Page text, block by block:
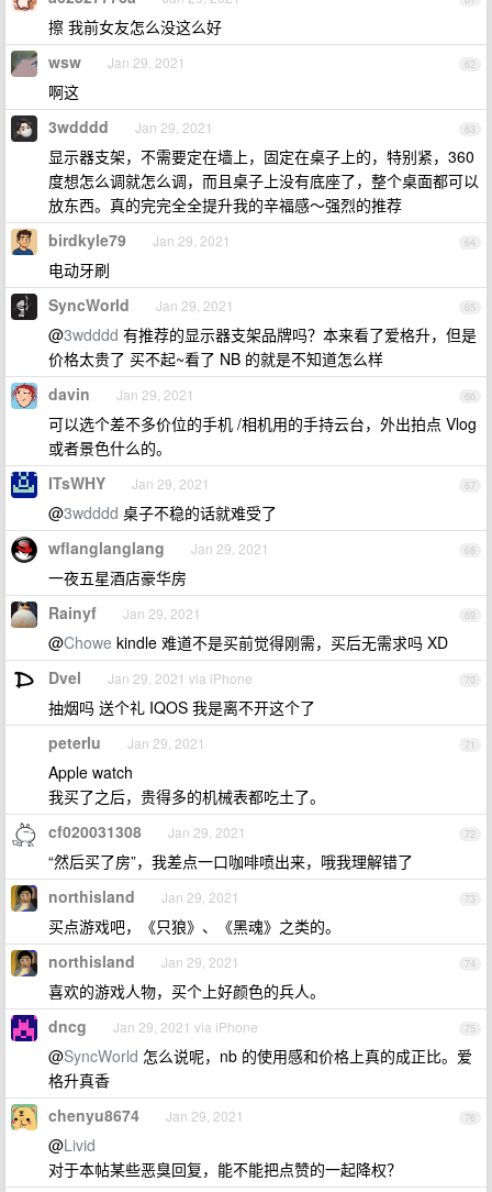
擦 我前女友怎么没这么好
62
wsw Jan 29, 2021
啊这
63
3wdddd Jan 29, 2021
显示器支架，不需要定在墙上，固定在桌子上的，特别紧，360
度想怎么调就怎么调，而且桌子上没有底座了，整个桌面都可以
放东西。真的完完全全提升我的辛福感～强烈的推荐
64
birdkyle79 Jan 29, 2021
电动牙刷
65
SyncWorld Jan 29, 2021
@3wdddd 有推荐的显示器支架品牌吗？本来看了爱格升，但是
价格太贵了 买不起~看了 NB 的就是不知道怎么样
66
davin Jan 29, 2021
可以选个差不多价位的手机 /相机用的手持云台，外出拍点 Vlog
或者景色什么的。
67
ITsWHY Jan 29, 2021
@3wdddd 桌子不稳的话就难受了
68
wflanglanglang Jan 29, 2021
一夜五星酒店豪华房
69
Rainyf Jan 29, 2021
@Chowe kindle 难道不是买前觉得刚需，买后无需求吗 XD
70
Dvel Jan 29, 2021 via iPhone
抽烟吗 送个礼 IQOS 我是离不开这个了
71
peterlu Jan 29, 2021
Apple watch
我买了之后，贵得多的机械表都吃土了。
72
cf020031308 Jan 29, 2021
“然后买了房”，我差点一口咖啡喷出来，哦我理解错了
73
northisland Jan 29, 2021
买点游戏吧，《只狼》、《黑魂》之类的。
74
northisland Jan 29, 2021
喜欢的游戏人物，买个上好颜色的兵人。
75
dncg Jan 29, 2021 via iPhone
@SyncWorld 怎么说呢，nb 的使用感和价格上真的成正比。爱
格升真香
76
chenyu8674 Jan 29, 2021
@Livid
对于本帖某些恶臭回复，能不能把点赞的一起降权？